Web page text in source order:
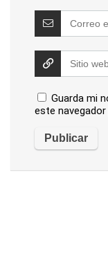
Guarda mi
este